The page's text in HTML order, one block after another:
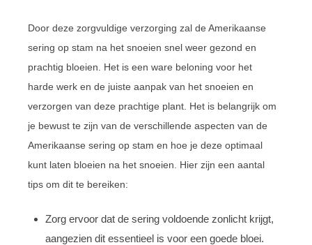
Door deze zorgvuldige verzorging zal de Amerikaanse
sering op stam na het snoeien snel weer gezond en
prachtig bloeien. Het is een ware beloning voor het
harde werk en de juiste aanpak van het snoeien en
verzorgen van deze prachtige plant. Het is belangrijk om
je bewust te zijn van de verschillende aspecten van de
Amerikaanse sering op stam en hoe je deze optimaal
kunt laten bloeien na het snoeien. Hier zijn een aantal
tips om dit te bereiken:
Zorg ervoor dat de sering voldoende zonlicht krijgt,
aangezien dit essentieel is voor een goede bloei.